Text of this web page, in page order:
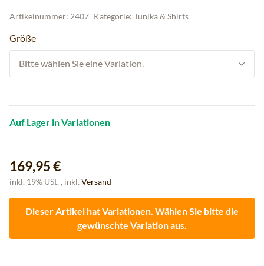
Artikelnummer: 2407 Kategorie: Tunika & Shirts
Größe
Bitte wählen Sie eine Variation.
Auf Lager in Variationen
169,95 €
inkl. 19% USt. , inkl. Versand
Dieser Artikel hat Variationen. Wählen Sie bitte die
gewünschte Variation aus.